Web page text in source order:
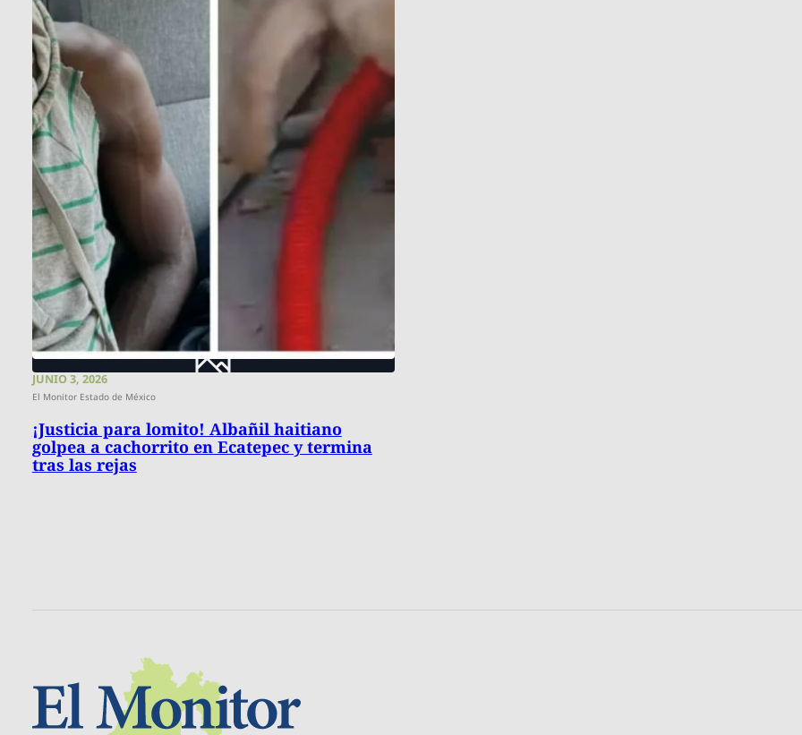
JUNIO 3, 2026
El Monitor Estado de México
​¡Justicia para lomito! Albañil haitiano
golpea a cachorrito en Ecatepec y termina
tras las rejas